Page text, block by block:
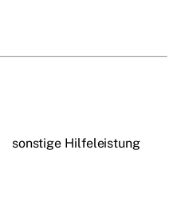
sonstige Hilfeleistung